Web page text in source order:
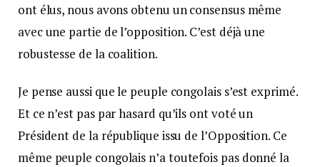
ont élus, nous avons obtenu un consensus même
avec une partie de l’opposition. C’est déjà une
robustesse de la coalition.
Je pense aussi que le peuple congolais s’est exprimé.
Et ce n’est pas par hasard qu’ils ont voté un
Président de la république issu de l’Opposition. Ce
même peuple congolais n’a toutefois pas donné la